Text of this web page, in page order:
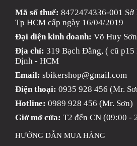
Mã số thuế: 8472474336-001
Tp HCM cấp ngày 16/04/2019
Đại diện kinh doanh: Võ Huy Sơn
Địa chỉ: 319 Bạch Đằng, ( cũ p15
Định - HCM
Email: sbikershop@gmail.com
Điện thoại: 0935 928 456 (Mr.
Hotline: 0989 928 456 (Mr. Sơn)
Giờ mở cửa: T2 đến CN (09:00 -
HƯỚNG DẪN MUA HÀNG